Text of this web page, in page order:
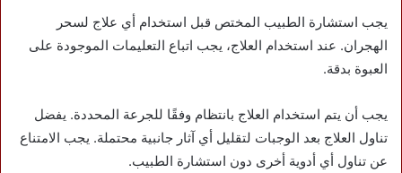
يجب استشارة الطبيب المختص قبل استخدام أي علاج لسحر
الهجران. عند استخدام العلاج، يجب اتباع التعليمات الموجودة على
العبوة بدقة.
يجب أن يتم استخدام العلاج بانتظام وفقًا للجرعة المحددة. يفضل
تناول العلاج بعد الوجبات لتقليل أي آثار جانبية محتملة. يجب الامتناع
عن تناول أي أدوية أخرى دون استشارة الطبيب.